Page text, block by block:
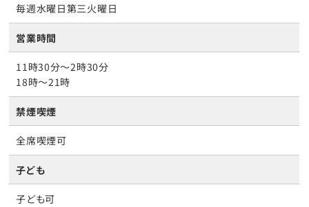
毎週水曜日第三火曜日
営業時間
11時30分〜2時30分
18時〜21時
禁煙喫煙
全席喫煙可
子ども
子ども可